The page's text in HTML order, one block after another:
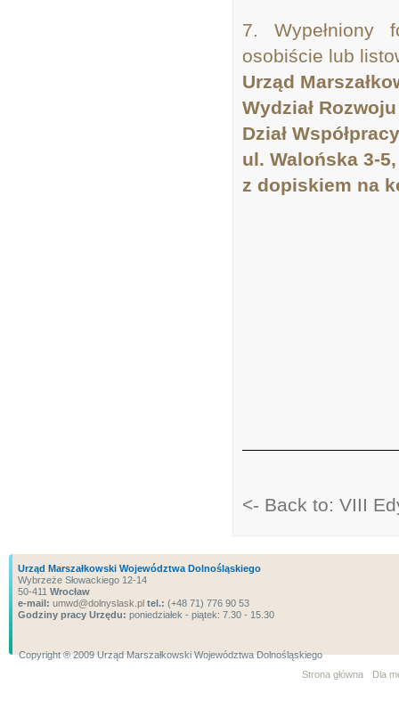
7. Wypełniony
osobiście lub
Urząd
Wydział
Dział
ul. Walońska 3-
z dopiskiem na
<- Back to: VIII
Urząd Marszałkowski Województwa Dolnośląskiego
Wybrzeże Słowackiego 12-14
50-411 Wrocław
e-mail: umwd@dolnyslask.pl tel.: (+48 71) 776 90 53
Godziny pracy Urzędu: poniedziałek - piątek: 7.30 - 15.30
Copyright ® 2009 Urząd Marszałkowski Województwa Dolnośląskiego
Strona główna
Dla